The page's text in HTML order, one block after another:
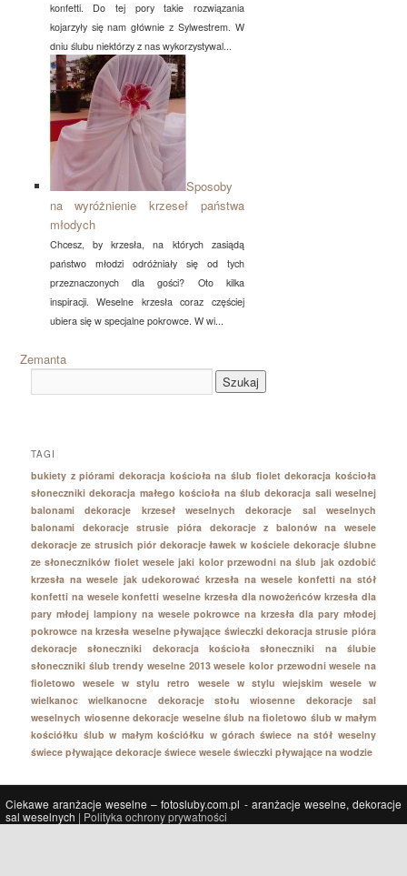
konfetti. Do tej pory takie rozwiązania
kojarzyły się nam głównie z Sylwestrem. W
dniu ślubu niektórzy z nas wykorzystywal...
Sposoby
na wyróżnienie krzeseł państwa
młodych
Chcesz, by krzesła, na których zasiądą
państwo młodzi odróżniały się od tych
przeznaczonych dla gości? Oto kilka
inspiracji. Weselne krzesła coraz częściej
ubiera się w specjalne pokrowce. W wi...
Zemanta
TAGI
bukiety z piórami dekoracja kościoła na ślub fiolet dekoracja kościoła
słoneczniki dekoracja małego kościoła na ślub dekoracja sali weselnej
balonami
dekoracje krzeseł weselnych
dekoracje sal weselnych
balonami dekoracje strusie pióra
dekoracje z balonów na wesele
dekoracje ze strusich piór dekoracje ławek w kościele dekoracje ślubne
ze słoneczników fiolet wesele jaki kolor przewodni na ślub jak ozdobić
krzesła na wesele jak udekorować krzesła na wesele konfetti na stół
konfetti na wesele konfetti weselne krzesła dla nowożeńców krzesła dla
pary młodej lampiony na wesele pokrowce na krzesła dla pary młodej
pokrowce na krzesła weselne pływające świeczki dekoracja strusie pióra
dekoracje
słoneczniki dekoracja kościoła
słoneczniki na ślubie
słoneczniki ślub trendy weselne 2013 wesele kolor przewodni wesele na
fioletowo
wesele w stylu retro wesele w stylu wiejskim wesele w
wielkanoc
wielkanocne dekoracje stołu
wiosenne dekoracje sal
weselnych wiosenne dekoracje weselne ślub na fioletowo ślub w małym
kościółku ślub w małym kościółku w górach świece na stół weselny
świece pływające dekoracje świece wesele świeczki pływające na wodzie
Ciekawe aranżacje weselne – fotosluby.com.pl - aranżacje weselne, dekoracje
sal weselnych | Polityka ochrony prywatności